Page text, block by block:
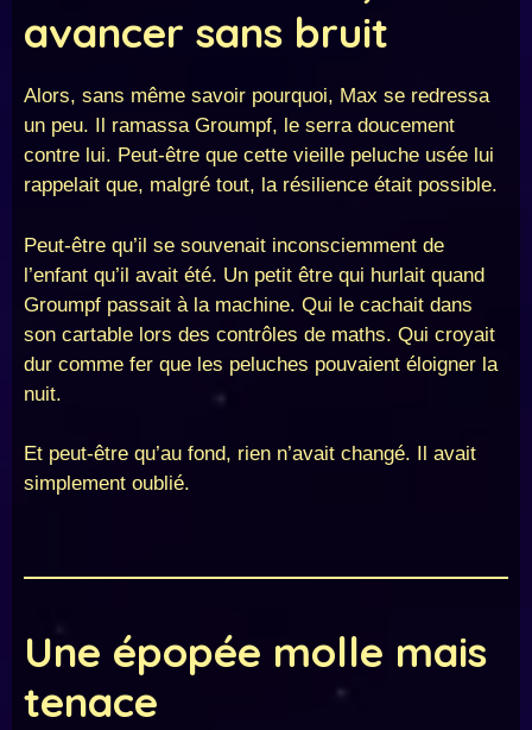
avancer sans bruit
Alors, sans même savoir pourquoi, Max se redressa
un peu. Il ramassa Groumpf, le serra doucement
contre lui. Peut-être que cette vieille peluche usée lui
rappelait que, malgré tout, la résilience était possible.
Peut-être qu’il se souvenait inconsciemment de
l’enfant qu’il avait été. Un petit être qui hurlait quand
Groumpf passait à la machine. Qui le cachait dans
son cartable lors des contrôles de maths. Qui croyait
dur comme fer que les peluches pouvaient éloigner la
nuit.
Et peut-être qu’au fond, rien n’avait changé. Il avait
simplement oublié.
Une épopée molle mais
tenace